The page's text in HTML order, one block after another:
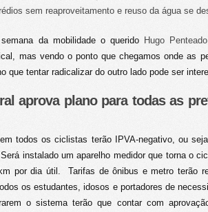
sem reaproveitamento e reuso da água se
semana da mobilidade o querido Hugo Penteado
mas vendo o ponto que chegamos onde as
que tentar radicalizar do outro lado pode ser
aprova plano para todas as
todos os ciclistas terão IPVA-negativo, ou
instalado um aparelho medidor que torna o
por dia útil. Tarifas de ônibus e metro terão
os estudantes, idosos e portadores de
o sistema terão que contar com